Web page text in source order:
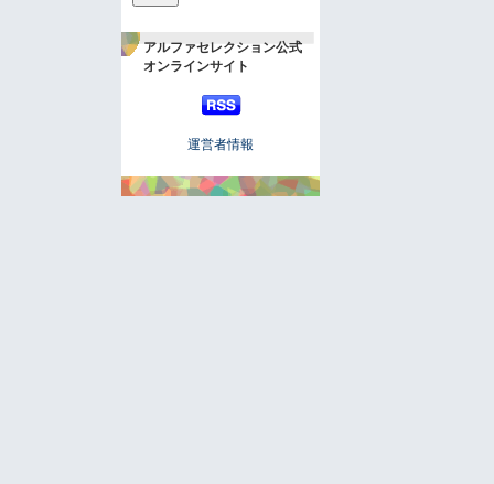
アルファセレクション公式
オンラインサイト
運営者情報